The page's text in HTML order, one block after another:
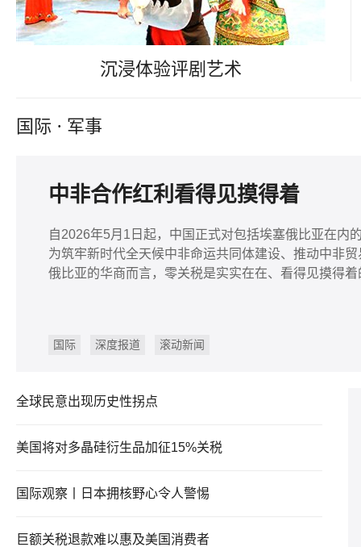
沉浸体验评剧艺术
国际 · 军事
中非合作红利看得见摸得着
自2026年5月1日起，中国正式对包括埃塞俄比亚在内
为筑牢新时代全天候中非命运共同体建设、推动中非
俄比亚的华商而言，零关税是实实在在、看得见摸得
国际 深度报道 滚动新闻
全球民意出现历史性拐点
美国将对多晶硅衍生品加征15%关税
国际观察丨日本拥核野心令人警惕
巨额关税退款难以惠及美国消费者